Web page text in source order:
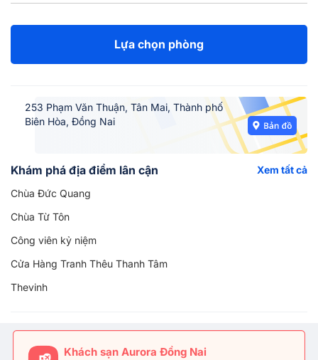
Lựa chọn phòng
253 Phạm Văn Thuận, Tân Mai, Thành phố
Biên Hòa, Đồng Nai
Khám phá địa điểm lân cận
Xem tất cả
Chùa Đức Quang
Chùa Từ Tôn
Công viên kỷ niệm
Cửa Hàng Tranh Thêu Thanh Tâm
Thevinh
Khách sạn Aurora Đồng Nai